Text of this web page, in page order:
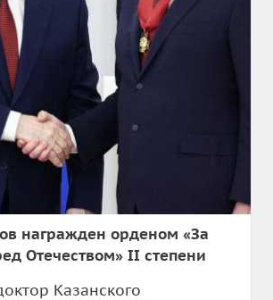
награжден орденом «За
Отечеством» II степени
Казанского